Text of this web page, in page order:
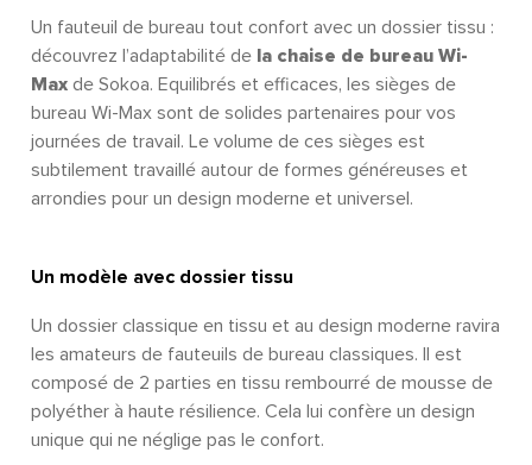
Un fauteuil de bureau tout confort avec un dossier tissu :
découvrez l’adaptabilité de la chaise de bureau Wi-
Max de Sokoa. Equilibrés et efficaces, les sièges de
bureau Wi-Max sont de solides partenaires pour vos
journées de travail. Le volume de ces sièges est
subtilement travaillé autour de formes généreuses et
arrondies pour un design moderne et universel.
Un modèle avec dossier tissu
Un dossier classique en tissu et au design moderne ravira
les amateurs de fauteuils de bureau classiques. Il est
composé de 2 parties en tissu rembourré de mousse de
polyéther à haute résilience. Cela lui confère un design
unique qui ne néglige pas le confort.